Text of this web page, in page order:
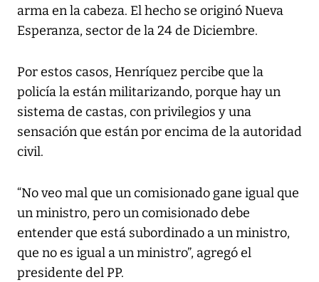
arma en la cabeza. El hecho se originó Nueva
Esperanza, sector de la 24 de Diciembre.
Por estos casos, Henríquez percibe que la
policía la están militarizando, porque hay un
sistema de castas, con privilegios y una
sensación que están por encima de la autoridad
civil.
“No veo mal que un comisionado gane igual que
un ministro, pero un comisionado debe
entender que está subordinado a un ministro,
que no es igual a un ministro”, agregó el
presidente del PP.